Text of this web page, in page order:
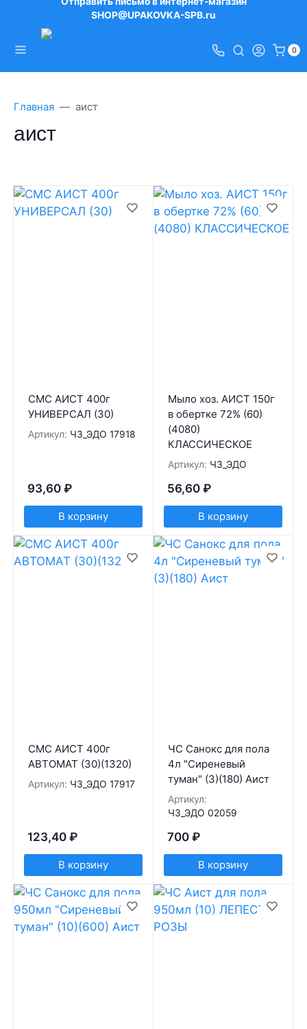
SHOP@UPAKOVKA-SPB.ru
0
Главная аист
аист
СМС АИСТ 400г
УНИВЕРСАЛ (30)
Артикул: ЧЗ_ЭДО 17918
93,60 ₽
В корзину
Мыло хоз. АИСТ 150г
в обертке 72% (60)
(4080)
КЛАССИЧЕСКОЕ
Артикул: ЧЗ_ЭДО
56,60 ₽
В корзину
СМС АИСТ 400г
АВТОМАТ (30)(1320)
Артикул: ЧЗ_ЭДО 17917
123,40 ₽
В корзину
ЧС Санокс для пола
4л "Сиреневый
туман" (3)(180) Аист
Артикул:
ЧЗ_ЭДО 02059
700 ₽
В корзину